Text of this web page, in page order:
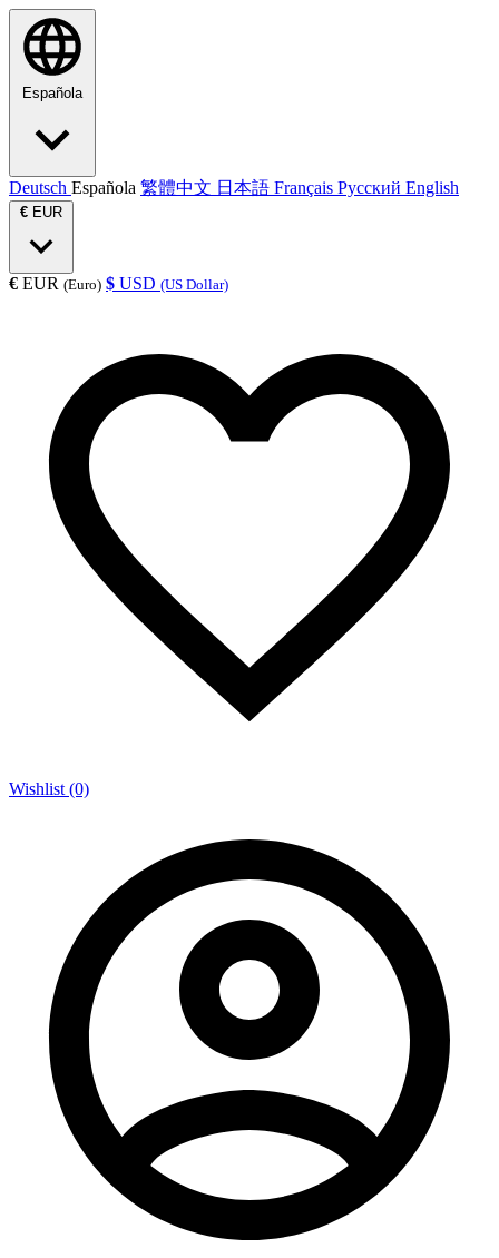
Española
Deutsch Española 繁體中文 日本語 Français Русский English
€ EUR
€ EUR (Euro) $ USD (US Dollar)
Wishlist (0)